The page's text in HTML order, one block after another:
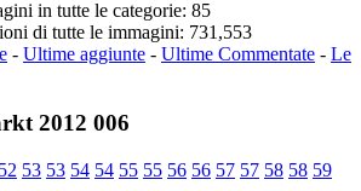
in tutte le categorie: 85
di tutte le immagini: 731,553
- Ultime aggiunte - Ultime Commentate - Le
2012 006
52 53 53 54 54 55 55 56 56 57 57 58 58 59